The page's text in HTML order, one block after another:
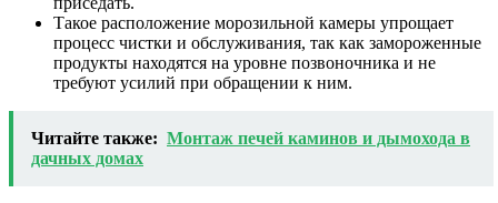
Такое расположение морозильной камеры упрощает
процесс чистки и обслуживания, так как замороженные
продукты находятся на уровне позвоночника и не
требуют усилий при обращении к ним.
Читайте также: Монтаж печей каминов и дымохода в
дачных домах